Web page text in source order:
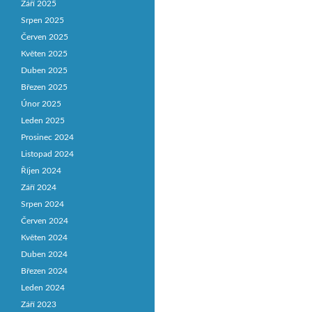
Září 2025
Srpen 2025
Červen 2025
Květen 2025
Duben 2025
Březen 2025
Únor 2025
Leden 2025
Prosinec 2024
Listopad 2024
Říjen 2024
Září 2024
Srpen 2024
Červen 2024
Květen 2024
Duben 2024
Březen 2024
Leden 2024
Září 2023